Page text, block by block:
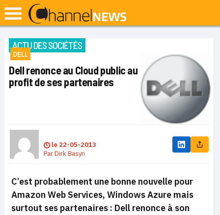
ACTU DES SOCIÉTÉS
DELL
Dell renonce au Cloud public au
profit de ses partenaires
le 22-05-2013
ParDirk Basyn
C’est probablement une bonne nouvelle pour
Amazon Web Services, Windows Azure mais
surtout ses partenaires : Dell renonce à son